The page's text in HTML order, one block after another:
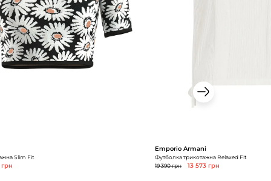
Slim Fit
грн
Emporio Armani
Футболка трикотажна Relaxed Fit
19 390 грн
13 573 грн